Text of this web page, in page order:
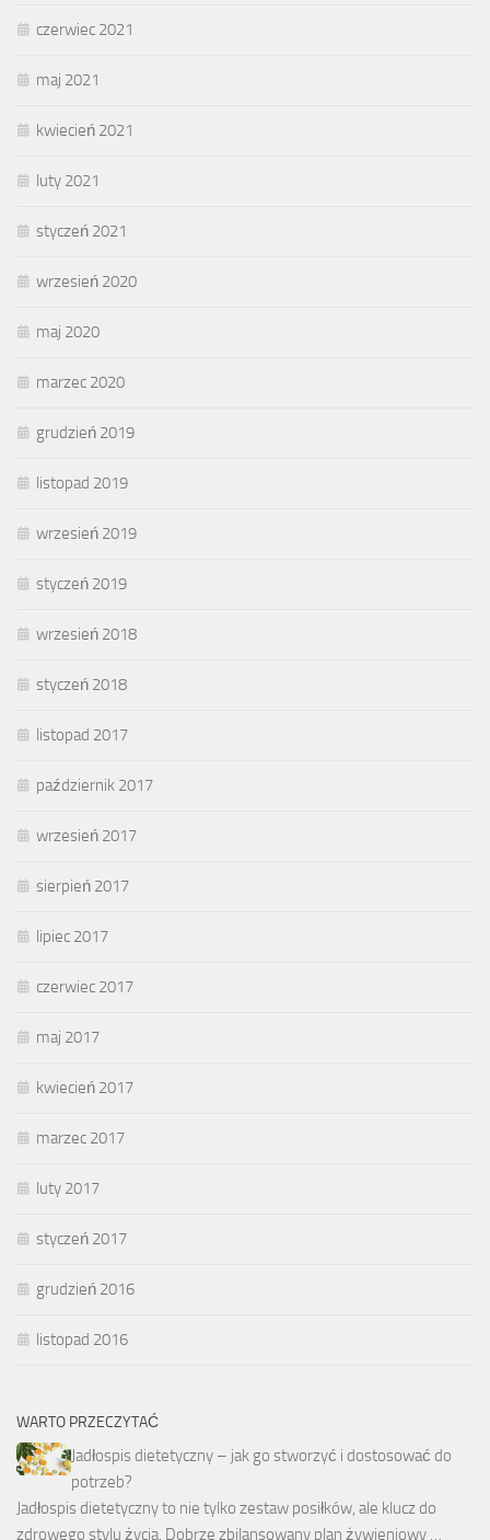
czerwiec 2021
maj 2021
kwiecień 2021
luty 2021
styczeń 2021
wrzesień 2020
maj 2020
marzec 2020
grudzień 2019
listopad 2019
wrzesień 2019
styczeń 2019
wrzesień 2018
styczeń 2018
listopad 2017
październik 2017
wrzesień 2017
sierpień 2017
lipiec 2017
czerwiec 2017
maj 2017
kwiecień 2017
marzec 2017
luty 2017
styczeń 2017
grudzień 2016
listopad 2016
WARTO PRZECZYTAĆ
Jadłospis dietetyczny – jak go stworzyć i dostosować do
potrzeb?
Jadłospis dietetyczny to nie tylko zestaw posiłków, ale klucz do
zdrowego stylu życia. Dobrze zbilansowany plan żywieniowy …